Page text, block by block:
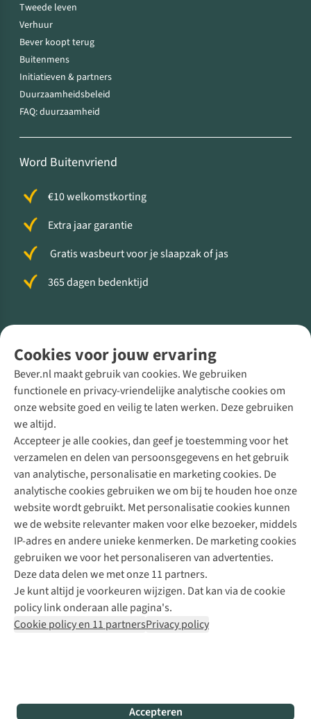
Cookies voor jouw ervaring
Bever.nl maakt gebruik van cookies. We gebruiken
functionele en privacy-vriendelijke analytische cookies om
onze website goed en veilig te laten werken. Deze gebruiken
we altijd.
Accepteer je alle cookies, dan geef je toestemming voor het
verzamelen en delen van persoonsgegevens en het gebruik
van analytische, personalisatie en marketing cookies. De
analytische cookies gebruiken we om bij te houden hoe onze
website wordt gebruikt. Met personalisatie cookies kunnen
we de website relevanter maken voor elke bezoeker, middels
IP-adres en andere unieke kenmerken. De marketing cookies
gebruiken we voor het personaliseren van advertenties.
Deze data delen we met onze 11 partners.
Je kunt altijd je voorkeuren wijzigen. Dat kan via de cookie
policy link onderaan alle pagina's.
Cookie policy en 11 partnersPrivacy policy
Accepteren
Tweede leven
Verhuur
Bever koopt terug
Buitenmens
Initiatieven & partners
Duurzaamheidsbeleid
FAQ: duurzaamheid
Word Buitenvriend
€10 welkomstkorting
Extra jaar garantie
Gratis wasbeurt voor je slaapzak of jas
365 dagen bedenktijd
Direct advies van een Buitenexpert
+31 (0)85 888 50 88
+31 6 12 28 49 80
Contactformulier
Bever